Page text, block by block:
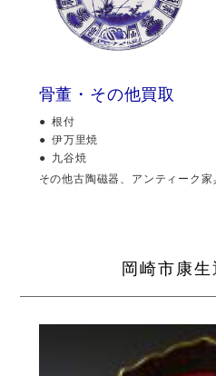
骨董・その他買取
根付
伊万里焼
九谷焼
その他古陶磁器、アンティーク家
岡崎市康